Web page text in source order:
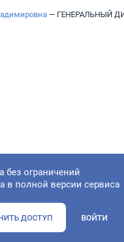
— ГЕНЕРАЛЬНЫЙ
компании
без ограничений
в полной версии сервиса
ДОСТУП ВОЙТИ